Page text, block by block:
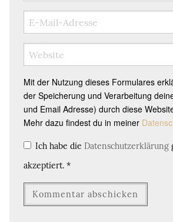
Mit der Nutzung dieses Formulares
der Speicherung und Verarbeitung
und Email Adresse) durch diese
Mehr dazu findest du in meiner
Ich habe die Datenschutzerklärung
akzeptiert. *